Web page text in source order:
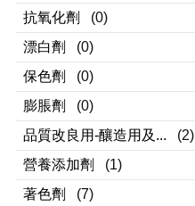
抗氧化劑
(0)
漂白劑
(0)
保色劑
(0)
膨脹劑
(0)
品質改良用-釀造用及...
(2)
營養添加劑
(1)
著色劑
(7)